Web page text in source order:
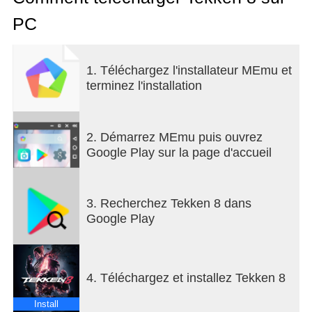
PC
1. Téléchargez l'installateur MEmu et
terminez l'installation
2. Démarrez MEmu puis ouvrez
Google Play sur la page d'accueil
3. Recherchez Tekken 8 dans
Google Play
Install
4. Téléchargez et installez Tekken 8